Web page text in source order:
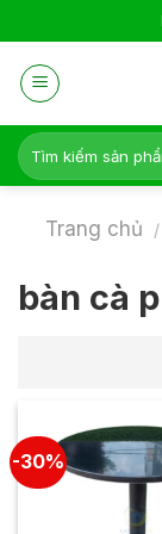
to
content
Tìm
kiếm:
Trang chủ /
bàn cà
-30%